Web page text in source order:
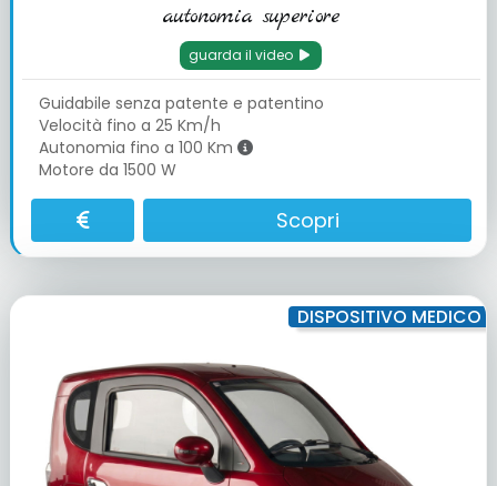
autonomia superiore
guarda il video
Guidabile senza patente e patentino
Velocità fino a 25 Km/h
Autonomia fino a 100 Km
Motore da 1500 W
Scopri
DISPOSITIVO MEDICO